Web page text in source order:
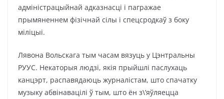
адміністрацыйнай адказнасці і пагражае
прымяненнем фізічнай сілы і спецсродкаў з боку
міліцыі.
Лявона Вольскага тым часам вязуць у Цэнтральны
РУУС. Некаторыя людзі, якія прыйшлі паслухаць
канцэрт, распавядаюць журналістам, што спачатку
музыку абвінавацілі ў тым, што ён з\’яўляецца